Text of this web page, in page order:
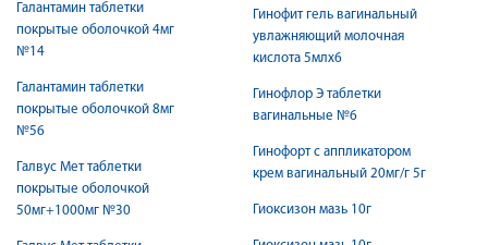
Галантамин таблетки
покрытые оболочкой 4мг
№14
Галантамин таблетки
покрытые оболочкой 8мг
№56
Галвус Мет таблетки
покрытые оболочкой
50мг+1000мг №30
Гинофит гель вагинальный
увлажняющий молочная
кислота 5млх6
Гинофлор Э таблетки
вагинальные №6
Гинофорт с аппликатором
крем вагинальный 20мг/г 5г
Гиоксизон мазь 10г